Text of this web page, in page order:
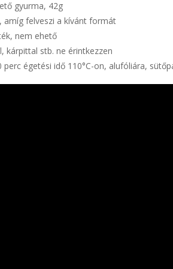
gyurma, 42g
amíg felveszi a kívánt formát
nem ehető
kárpittal stb. ne érintkezzen
perc égetési idő 110°C-on, alufóliára,